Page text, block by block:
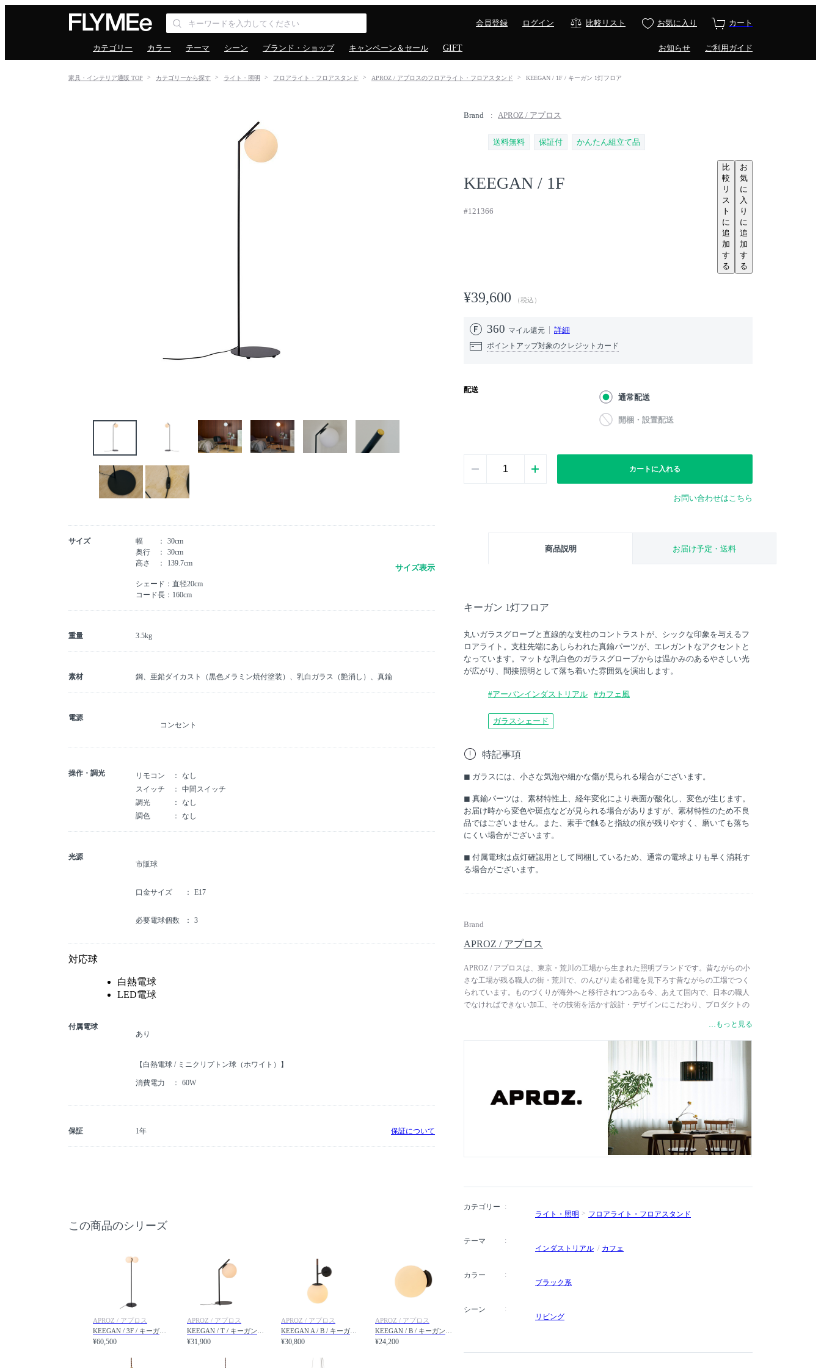
会員登録 ログイン 比較リスト お気に入り カート
カテゴリー カラー テーマ シーン ブランド・ショップ キャンペーン＆セール GIFT お知らせ ご利用ガイド
家具・インテリア通販 TOP カテゴリーから探す ライト・照明 フロアライト・フロアスタンド APROZ / アプロスのフロアライト・フロアスタンド KEEGAN / 1F / キーガン 1灯フロア
Brand APROZ / アプロス
送料無料 保証付 かんたん組立て品
KEEGAN / 1F
#121366
比
較
リ
ス
ト
に
追
加
す
る
お
気
に
入
り
に
追
加
す
る
¥39,600 （税込）
360 マイル還元 詳細
ポイントアップ対象のクレジットカード
配送
通常配送
開梱・設置配送
カートに入れる
お問い合わせはこちら
商品説明 お届け予定・送料
キーガン 1灯フロア
丸いガラスグローブと直線的な支柱のコントラストが、シックな印象を与えるフ
ロアライト。支柱先端にあしらわれた真鍮パーツが、エレガントなアクセントと
なっています。マットな乳白色のガラスグローブからは温かみのあるやさしい光
が広がり、間接照明として落ち着いた雰囲気を演出します。
#アーバンインダストリアル #カフェ風
ガラスシェード
特記事項
◼︎ ガラスには、小さな気泡や細かな傷が見られる場合がございます。
◼︎ 真鍮パーツは、素材特性上、経年変化により表面が酸化し、変色が生じます。
お届け時から変色や斑点などが見られる場合がありますが、素材特性のため不良
品ではございません。また、素手で触ると指紋の痕が残りやすく、磨いても落ち
にくい場合がございます。
◼︎ 付属電球は点灯確認用として同梱しているため、通常の電球よりも早く消耗す
る場合がございます。
Brand
APROZ / アプロス
APROZ / アプロスは、東京・荒川の工場から生まれた照明ブランドです。昔ながらの小
さな工場が残る職人の街・荒川で、のんびり走る都電を見下ろす昔ながらの工場でつく
られています。ものづくりが海外へと移行されつつある今、あえて国内で、日本の職人
でなければできない加工、その技術を活かす設計・デザインにこだわり、プロダクトの
っています。ブランド名には、最初（A）から最後（Z）まで、プロ（PRO）として実直
にものづくりを行うという思いが込められています。
…もっと見る
カテゴリー
ライト・照明
フロアライト・フロアスタンド
テーマ
インダストリアル
カフェ
カラー
ブラック系
シーン
リビング
サイズ 幅
30cm
奥行
30cm
高さ
139.7cm
シェード：直径20cm
コード長：160cm
サイズ表示
重量 3.5kg
素材 鋼、亜鉛ダイカスト（黒色メラミン焼付塗装）、乳白ガラス（艶消し）、真鍮
電源
コンセント
操作・調光 リモコン
なし
スイッチ
中間スイッチ
調光
なし
調色
なし
光源
市販球
口金サイズ E17
必要電球個数 3
対応球
白熱電球
LED電球
付属電球
あり
【白熱電球 / ミニクリプトン球（ホワイト）】
消費電力 60W
保証 1年 保証について
この商品のシリーズ
APROZ / アプロス
¥60,500
APROZ / アプロス
¥31,900
APROZ / アプロス
¥30,800
APROZ / アプロス
¥24,200